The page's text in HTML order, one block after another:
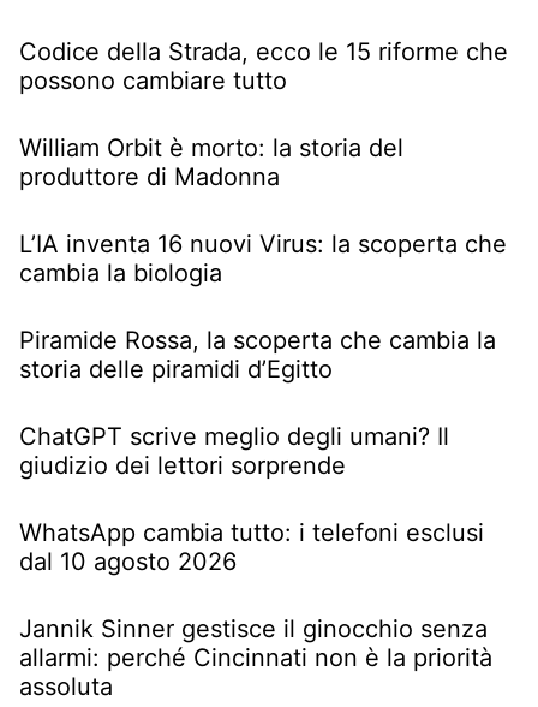
Codice della Strada, ecco le 15 riforme che
possono cambiare tutto
William Orbit è morto: la storia del
produttore di Madonna
L’IA inventa 16 nuovi Virus: la scoperta che
cambia la biologia
Piramide Rossa, la scoperta che cambia la
storia delle piramidi d’Egitto
ChatGPT scrive meglio degli umani? Il
giudizio dei lettori sorprende
WhatsApp cambia tutto: i telefoni esclusi
dal 10 agosto 2026
Jannik Sinner gestisce il ginocchio senza
allarmi: perché Cincinnati non è la priorità
assoluta